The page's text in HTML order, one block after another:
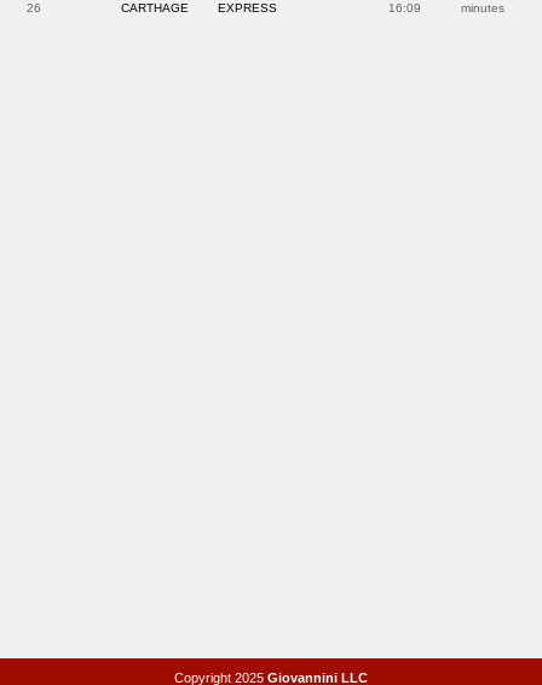
26 CARTHAGE EXPRESS 16:09 minutes
Copyright 2025 Giovannini LLC